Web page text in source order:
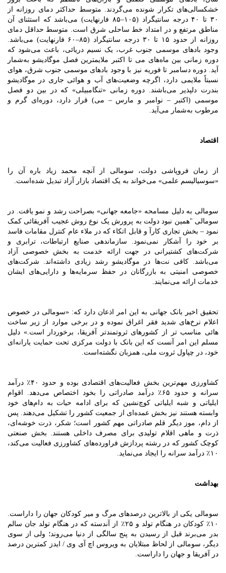
خشکسالی‌های تکرار شونده می‌گردند. متوسط حداکثر دمای روزانه از
۳۰ تا ۴۰ درجه سانتیگراد (۱۰۵–۸۵ فارنهایت) می‌باشد که استثنای آن
مناطق مرتفع و در امتداد خط ساحلی شرق است. متوسط حداقل دمای
روزانه از حدود ۱۵ تا ۳۰ درجه سانتیگراد (۸۵–۶۰ فارنهایت) می‌باشد.
وجود بادهای موسمی جنوب غرب، یک نسیم دریائی، باعث می‌شود که
دوره زمانی بین ماه‌های می تا اکتبر ملایمترین فصل موگادیشو به‌شمار
آید. دوره دسامبر تا فوریه نیز با وجود بادهای موسمی جنوب شرق، هوای
نسبتاً ملایمی دارد، اگرچه وضعیت‌های آب و هوائی جاری در موگادیشو
بندرت دلپذیر می‌باشند. دوره زمانی «تنگامبیلی» که در بین دو فصل
موسمی (اکتبر – نوامبر و مارس – می) قرار دارد، دوره‌ای گرم و
مرطوب به‌شمار می‌آید.
اقتصاد
از زمان فروپاشی دولت، سومالی از آنچه محمد زیاد باره آن را
«سوسیالیسم علمی» می‌خواند به یک اقتصاد بازار آزاد تبدیل شده‌است.
سومالی به دلیل مسامحه «جامعه جهانی» بصراحت رشد و نمو یافت. در
سومالی "همین نبود دولت به پرورش یک نوع روش عجیب آفریقائی کمک
نمود – بخش تجاری کارآ و قابل اتکاء که در ملاء عام کنترل مقامات فاسد
بر خود را آشکار نمی‌نمود. سازماندهی صنایع ارتباطات، ترابری و
شرکت‌های کشتیرانی در جهت ارائه خدمت به بخش خصوصی آزاد
می‌باشد. کافی نت‌ها در موگادیشو رشد زیادی داشته‌اند. شرکت‌های
خصوصی امنیتی به بازرگانان در حفظ سرمایه‌ها و دارایی‌های ایشان
خدمات ارائه می‌نمایند.
تحقیق اخیر بانک جهانی به این امر اذعان دارد که: «سومالی در خصوص
اعلام نرخ‌های شدید فقر اغراق نموده و در برخی موارد از زیر ساخت
هائی مناسب تر از کشورهای ثروتمندتر آفریقا، برخوردار است.» دلیل
مسلم این امر آنست که این بانک با دولت مرکزی تحت حمایت یارانه‌ای
خود، در چپاول ثروت ملی، همزبان نگشته‌است.
کشاورزی مهم‌ترین بخش فعالیت‌های اقتصادی بوده و حدود ۴۰٪ درآمد
سرانه و حدود ۶۵٪ درآمد صادراتی را بخود اختصاص می‌دهد. اقوام
ایلیاتی و شبه ایلیاتی کوچ‌نشین که برای ادامه حیات به دام‌های خود
وابسته هستند نیز بخش عمده‌ای از جمعیت کشور را تشکیل می‌دهند. پس
از دام، موز دیگر قلم صادراتی مهم کشور است؛ شکر، ذرت خوشه‌ای،
ذرت و ماهی اقلام تولیدی برای مصرف داخلی هستند. بخش صنعتی
کوچک کشور که در رشته پردازش فراورده‌های کشاورزی فعالیت می‌کند،
۱۰٪ درآمد سرانه را ایجاد می‌نماید.
بهداشت
سومالی یکی از بالاترین درصدهای مرگ و میر کودکان جهان را داراست.
۱۰٪ کودکان در هنگام تولد و ۲۵٪ از آندسته که در هنگام تولد جان سالم
بدر می‌برند قبل از رسیدن به پنج سالگی از دنیا می‌روند؛ ولی از سوی
دیگر، سومالی از لحاظ مبتلایان به ویروس اچ آی وی / ایدز کمترین درصد
در آفریقا و جهان را داراست.